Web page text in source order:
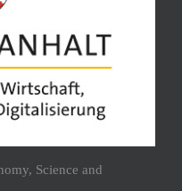
Science and